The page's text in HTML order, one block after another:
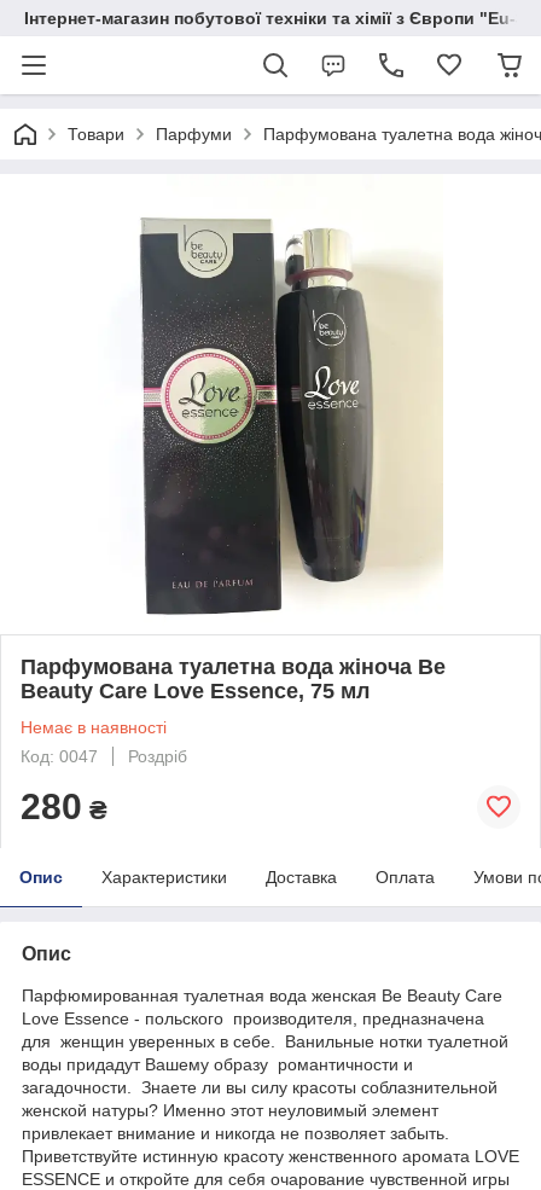
Інтернет-магазин побутової техніки та хімії з Європи "Eu-
Товари Парфуми Парфумована туалетна вода
Парфумована туалетна вода жіноча Be
Beauty Care Love Essence, 75 мл
Немає в наявності
Код: 0047
Роздріб
280 ₴
Опис Характеристики Доставка Оплата Умови
Опис
Парфюмированная туалетная вода женская Be Beauty Care
Love Essence - польского производителя, предназначена
для женщин уверенных в себе. Ванильные нотки туалетной
воды придадут Вашему образу романтичности и
загадочности. Знаете ли вы силу красоты соблазнительной
женской натуры? Именно этот неуловимый элемент
привлекает внимание и никогда не позволяет забыть.
Приветствуйте истинную красоту женственного аромата LOVE
ESSENCE и откройте для себя очарование чувственной игры